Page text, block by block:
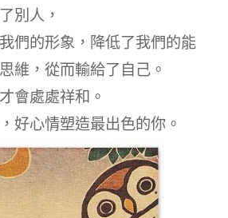
別人，
們的形象，降低了我們的能
維，從而輸給了自己。
會處處祥和。
好心情塑造最出色的你。